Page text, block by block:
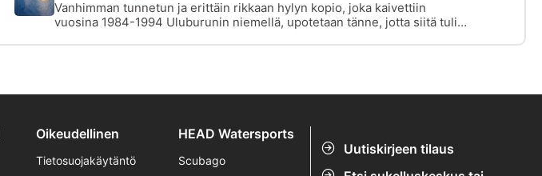
Vanhimman tunnetun ja erittäin rikkaan hylyn kopio, joka kaivettiin
vuosina 1984-1994 Uluburunin niemellä, upotetaan tänne, jotta siitä tulisi
Uutiskirjeen tilaus
Oikeudellinen
Tietosuojakäytäntö
HEAD Watersports
Scubago